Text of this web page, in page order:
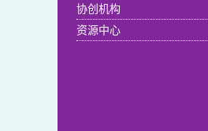
协创机构
资源中心